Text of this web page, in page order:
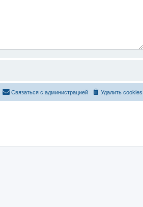
Удалить cookies
Связаться с администрацией